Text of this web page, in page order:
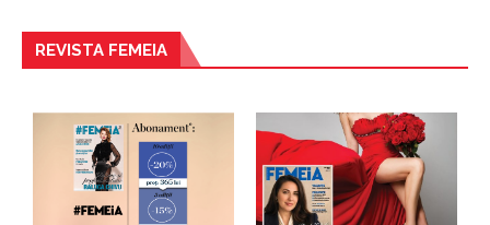
REVISTA FEMEIA